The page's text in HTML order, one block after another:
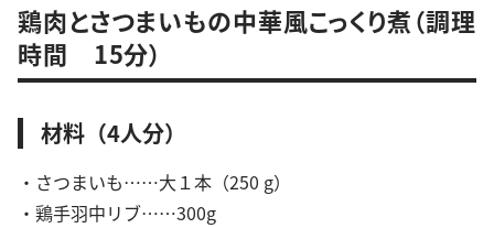
鶏肉とさつまいもの中華風こっくり煮（調理
時間 15分）
材料（4人分）
・さつまいも……大１本（250 g）
・鶏手羽中リブ……300g